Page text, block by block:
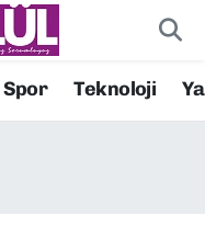
Spor Teknoloji